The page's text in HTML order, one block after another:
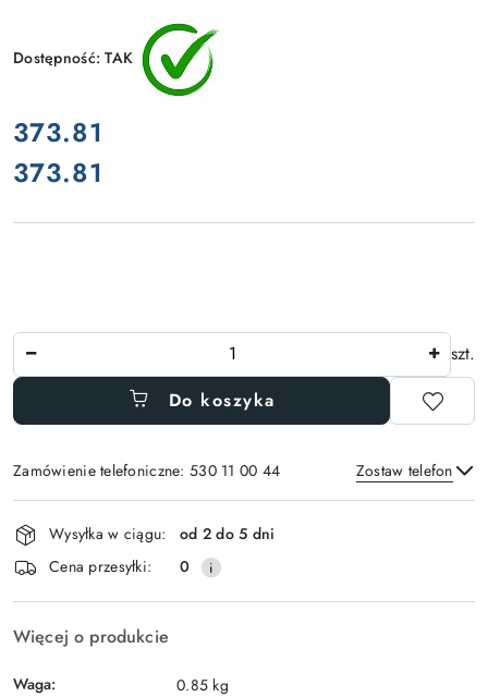
Dostępność:TAK
cena:
373.81
Cena:
373.81
Ilość
szt.
Do koszyka
Zamówienie telefoniczne: 530 11 00 44 Zostaw telefon
Wyślij
Dostępność
i
dostawa
Wysyłka w ciągu:
od 2 do 5 dni
Cena przesyłki:
0
Więcej o produkcie
Waga: 0.85 kg